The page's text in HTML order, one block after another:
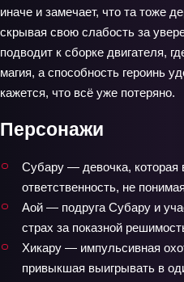
иначе и замечает, что та тоже
скрывая свою слабость за
подводит к сборке двигателя,
магия, а способность героинь
кажется, что всё уже потеряно.
Персонажи
Субару — девочка, которая
ответственность, не
Аой — подруга Субару и
страх за показной
Хикару — импульсивная
привыкшая выигрывать в